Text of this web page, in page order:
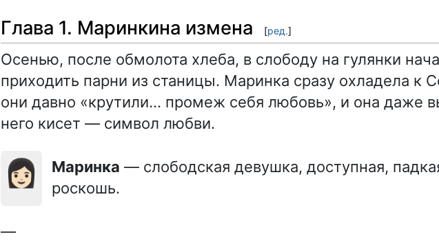
Глава 1. Маринкина измена [ред.]
Осенью, после обмолота хлеба, в слободу на гулянки
приходить парни из станицы. Маринка сразу охладела к
они давно «крутили… промеж себя любовь», и она даже
него кисет — символ любви.
👩🏻 Маринка — слободская девушка, доступная,
роскошь.
—